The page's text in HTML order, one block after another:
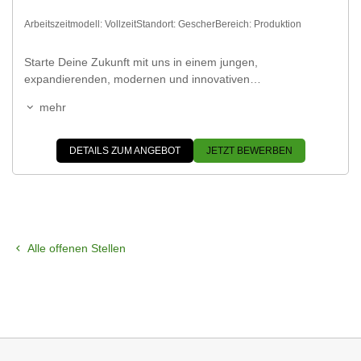
Starte Deine Zukunft mit uns in einem jungen,
expandierenden, modernen und innovativen
Fertigung hochpräziser Werkstoffteile aus technischen
mehr
Arbeitszeitmodell: VollzeitStandort: GescherBereich: Produktion
DETAILS ZUM ANGEBOT JETZT BEWERBEN
Alle offenen Stellen